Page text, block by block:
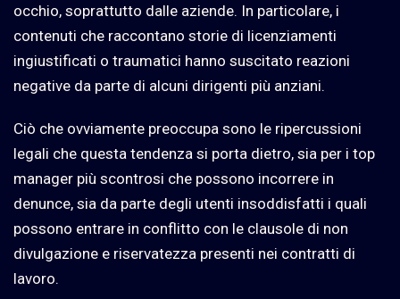
occhio, soprattutto dalle aziende. In particolare, i
contenuti che raccontano storie di licenziamenti
ingiustificati o traumatici hanno suscitato reazioni
negative da parte di alcuni dirigenti più anziani.
Ciò che ovviamente preoccupa sono le ripercussioni
legali che questa tendenza si porta dietro, sia per i top
manager più scontrosi che possono incorrere in
denunce, sia da parte degli utenti insoddisfatti i quali
possono entrare in conflitto con le clausole di non
divulgazione e riservatezza presenti nei contratti di
lavoro.